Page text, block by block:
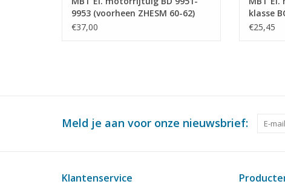
9953 (voorheen ZHESM 60-62)
voor Spoor 0 - Bouwtekening
€37,00
klasse
ZHESM
€25,45
Meld je aan voor onze nieuwsbrief:
Klantenservice